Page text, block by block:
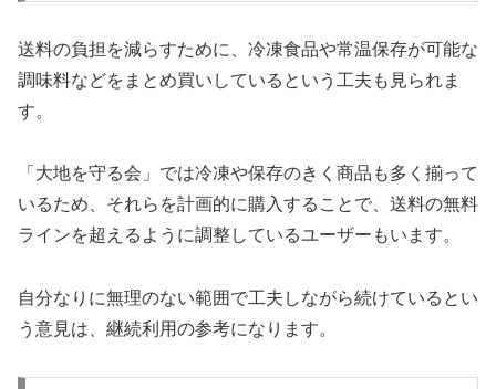
送料の負担を減らすために、冷凍食品や常温保存が可能な
調味料などをまとめ買いしているという工夫も見られま
す。
「大地を守る会」では冷凍や保存のきく商品も多く揃って
いるため、それらを計画的に購入することで、送料の無料
ラインを超えるように調整しているユーザーもいます。
自分なりに無理のない範囲で工夫しながら続けているとい
う意見は、継続利用の参考になります。